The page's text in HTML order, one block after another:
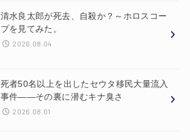
清水良太郎が死去、自殺か？～ホロスコー
プを見てみた。
2026.08.04
死者50名以上を出したセウタ移民大量流入
事件——その裏に潜むキナ臭さ
2026.08.01